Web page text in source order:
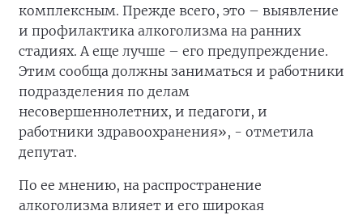
комплексным. Прежде всего, это – выявление
и профилактика алкоголизма на ранних
стадиях. А еще лучше – его предупреждение.
Этим сообща должны заниматься и работники
подразделения по делам
несовершеннолетних, и педагоги, и
работники здравоохранения», - отметила
депутат.
По ее мнению, на распространение
алкоголизма влияет и его широкая